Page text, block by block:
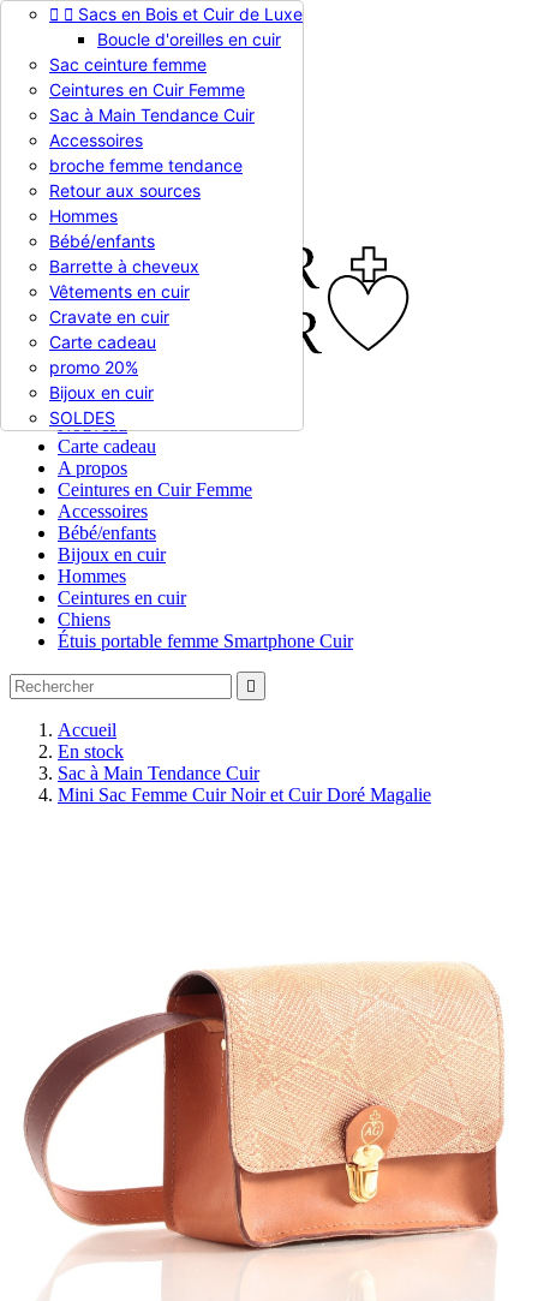
Appelez-nous :0786510612
EUR € 
EUR €
RUB RUB
Connexion
shopping_cart Panier (0)
  En stock
  Sacs en Bois et Cuir de Luxe
Boucle d'oreilles en cuir
Sac ceinture femme
Ceintures en Cuir Femme
Sac à Main Tendance Cuir
Accessoires
broche femme tendance
Retour aux sources
Hommes
Bébé/enfants
Barrette à cheveux
Vêtements en cuir
Cravate en cuir
Carte cadeau
promo 20%
Bijoux en cuir
SOLDES
Nouveau
Carte cadeau
A propos
Ceintures en Cuir Femme
Accessoires
Bébé/enfants
Bijoux en cuir
Hommes
Ceintures en cuir
Chiens
Étuis portable femme Smartphone Cuir

Accueil
En stock
Sac à Main Tendance Cuir
Mini Sac Femme Cuir Noir et Cuir Doré Magalie